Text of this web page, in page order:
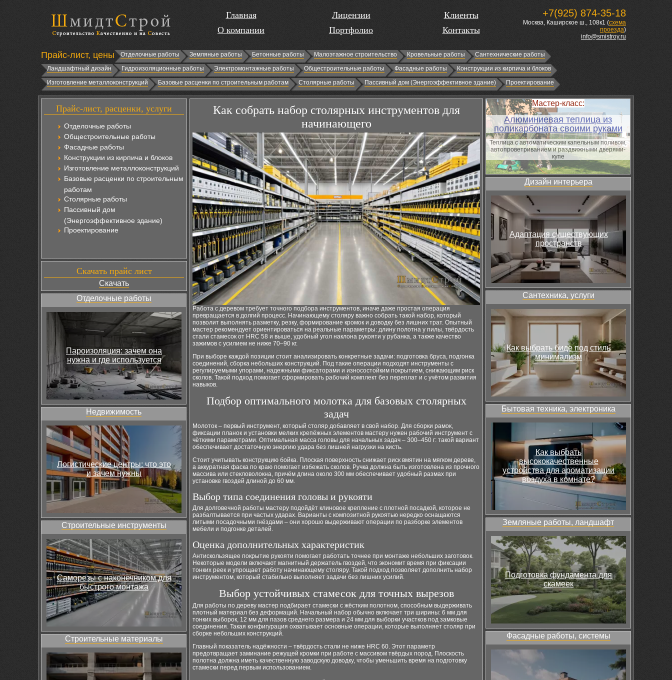
Главная
О компании
Лицензии
Портфолио
Клиенты
Контакты
+7(925) 874-35-18
Москва, Каширское ш., 108к1 (схема
проезда)
info@smistroy.ru
Прайс-лист, цены Отделочные работы Земляные работы Бетонные работы Малоэтажное строительство Кровельные работы
Сантехнические работы
Ландшафтный дизайн
Гидроизоляционные работы Электромонтажные работы Общестроительные работы Фасадные работы
Конструкции из кирпича и блоков
Изготовление металлоконструкций
Базовые расценки по строительным работам Столярные работы Пассивный дом (Энергоэффективное здание) Проектирование
Прайс-лист, расценки, услуги
Отделочные работы
Общестроительные работы
Фасадные работы
Конструкции из кирпича и блоков
Изготовление металлоконструкций
Базовые расценки по строительным
работам
Столярные работы
Пассивный дом
(Энергоэффективное здание)
Проектирование
Скачать прайс лист
Скачать
Отделочные работы
Пароизоляция: зачем она
нужна и где используется
Недвижимость
Логистические центры: что это
и зачем нужны
Строительные инструменты
Саморезы с наконечником для
быстрого монтажа
Строительные материалы
Как собрать набор столярных инструментов для
начинающего
Работа с деревом требует точного подбора инструментов, иначе даже простая операция
превращается в долгий процесс. Начинающему столяру важно собрать такой набор, который
позволит выполнять разметку, резку, формирование кромок и доводку без лишних трат. Опытный
мастер рекомендует ориентироваться на реальные параметры: длину полотна у пилы, твёрдость
стали стамесок от HRC 58 и выше, удобный угол наклона рукояти у рубанка, а также качество
зажимов с усилием не ниже 70–90 кг.
При выборе каждой позиции стоит анализировать конкретные задачи: подготовка бруса, подгонка
соединений, сборка небольших конструкций. Под такие операции подходят инструменты с
регулируемыми упорами, надежными фиксаторами и износостойким покрытием, снижающим риск
сколов. Такой подход помогает сформировать рабочий комплект без переплат и с учётом развития
навыков.
Подбор оптимального молотка для базовых столярных
задач
Молоток – первый инструмент, который столяр добавляет в свой набор. Для сборки рамок,
фиксации планок и установки мелких крепёжных элементов мастеру нужен рабочий инструмент с
чёткими параметрами. Оптимальная масса головы для начальных задач – 300–450 г: такой вариант
обеспечивает достаточную энергию удара без лишней нагрузки на кисть.
Стоит учитывать конструкцию бойка. Плоская поверхность снижает риск вмятин на мягком дереве,
а аккуратная фаска по краю помогает избежать сколов. Ручка должна быть изготовлена из прочного
массива или стекловолокна, причём длина около 300 мм обеспечивает удобный размах при
установке гвоздей длиной до 60 мм.
Выбор типа соединения головы и рукояти
Для долговечной работы мастеру подойдёт клиновое крепление с плотной посадкой, которое не
разбалтывается при частых ударах. Варианты с композитной рукоятью нередко оснащаются
литыми посадочными гнёздами – они хорошо выдерживают операции по разборке элементов
мебели и подгонке деталей.
Оценка дополнительных характеристик
Антискользящее покрытие рукояти помогает работать точнее при монтаже небольших заготовок.
Некоторые модели включают магнитный держатель гвоздей, что экономит время при фиксации
тонких реек и упрощает работу начинающему столяру. Такой подход позволяет дополнить набор
инструментом, который стабильно выполняет задачи без лишних усилий.
Выбор устойчивых стамесок для точных вырезов
Для работы по дереву мастер подбирает стамески с жёстким полотном, способным выдерживать
плотный материал без деформаций. Начальный набор обычно включает три ширины: 6 мм для
тонких выборок, 12 мм для пазов среднего размера и 24 мм для выборки участков под замковые
соединения. Такая конфигурация охватывает основные операции, которые выполняет столяр при
сборке небольших конструкций.
Главный показатель надёжности – твёрдость стали не ниже HRC 60. Этот параметр
предотвращает заминание режущей кромки при работе с массивом твёрдых пород. Плоскость
полотна должна иметь качественную заводскую доводку, чтобы уменьшить время на подготовку
стамески перед первым использованием.
Мастер-класс:
Алюминиевая теплица из
поликарбоната своими руками
Теплица с автоматическим капельным поливом,
автопроветриванием и раздвижными дверями-
купе
Дизайн интерьера
Адаптация существующих
пространств
Сантехника, услуги
Как выбрать биде под стиль
минимализм
Бытовая техника, электроника
Как выбрать
высококачественные
устройства для ароматизации
воздуха в комнате?
Земляные работы, ландшафт
Подготовка фундамента для
скамеек
Фасадные работы, системы